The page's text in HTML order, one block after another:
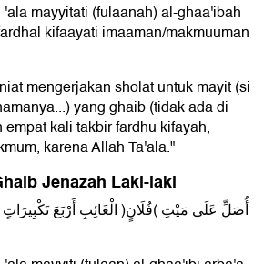
mayyitati (fulaanah) al-ghaa'ibah
kifaayati imaaman/makmuuman
mengerjakan sholat untuk mayit (si
yang ghaib (tidak ada di
kali takbir fardhu kifayah,
karena Allah Ta'ala."
Jenazah Laki-laki
أُصَلِّ عَلَى مَيْتِ (فُلَانٍ) الْغَائِبِ أَرْبَعَ